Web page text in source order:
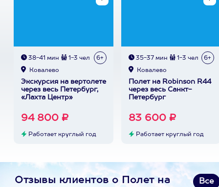
38-41 мин 1-3 чел 6+
Ковалево
Экскурсия на вертолете
через весь Петербург,
«Лахта Центр»
94 800 ₽
Работает круглый год
35-37 мин 1-3 чел 6+
Ковалево
Полет на Robinson R44
через весь Санкт-
Петербург
83 600 ₽
Работает круглый год
Отзывы клиентов о Полет на Все